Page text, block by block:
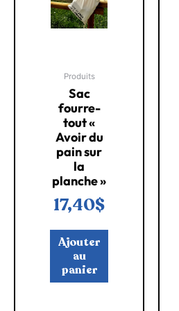
Produits
Sac
fourre-
tout «
Avoir du
pain sur
la
planche »
17,40$
Ajouter
au
panier